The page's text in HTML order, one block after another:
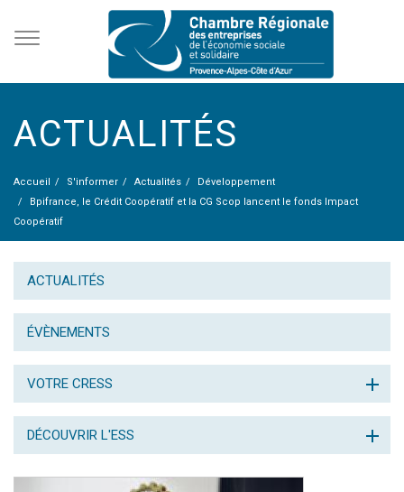
ACTUALITÉS
Accueil S'informer Actualités
Développement
Bpifrance, le Crédit Coopératif et la CG Scop lancent le fonds Impact
Coopératif
ACTUALITÉS
ÉVÈNEMENTS
VOTRE CRESS
DÉCOUVRIR L'ESS